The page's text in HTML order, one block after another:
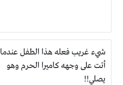
شيء غريب فعله هذا الطفل عندما
أتت على وجهه كاميرا الحرم وهو
يصلي!!